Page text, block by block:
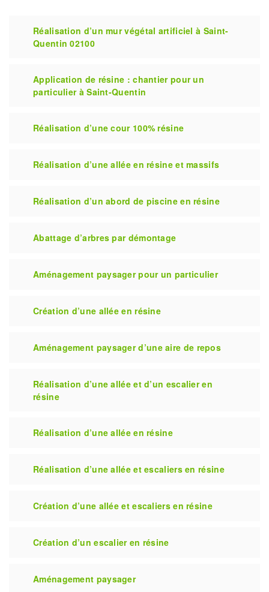
Réalisation d’un mur végétal artificiel à Saint-
Quentin 02100
Application de résine : chantier pour un
particulier à Saint-Quentin
Réalisation d’une cour 100% résine
Réalisation d’une allée en résine et massifs
Réalisation d’un abord de piscine en résine
Abattage d’arbres par démontage
Aménagement paysager pour un particulier
Création d’une allée en résine
Aménagement paysager d’une aire de repos
Réalisation d’une allée et d’un escalier en
résine
Réalisation d’une allée en résine
Réalisation d’une allée et escaliers en résine
Création d’une allée et escaliers en résine
Création d’un escalier en résine
Aménagement paysager